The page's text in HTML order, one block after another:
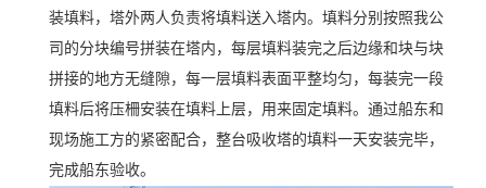
装填料，塔外两人负责将填料送入塔内。填料分别按照我公
司的分块编号拼装在塔内，每层填料装完之后边缘和块与块
拼接的地方无缝隙，每一层填料表面平整均匀，每装完一段
填料后将压柵安装在填料上层，用来固定填料。通过船东和
现场施工方的紧密配合，整台吸收塔的填料一天安装完毕，
完成船东验收。